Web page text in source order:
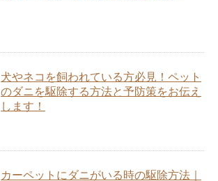
犬やネコを飼われている方必見！ペット
のダニを駆除する方法と予防策をお伝え
します！
カーペットにダニがいる時の駆除方法｜